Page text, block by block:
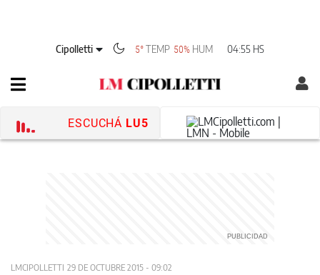
Cipolletti 5°TEMP 50% HUM 04:55 HS
ESCUCHÁ LU5
LMCIPOLLETTI 29 DE OCTUBRE 2015 - 09:02